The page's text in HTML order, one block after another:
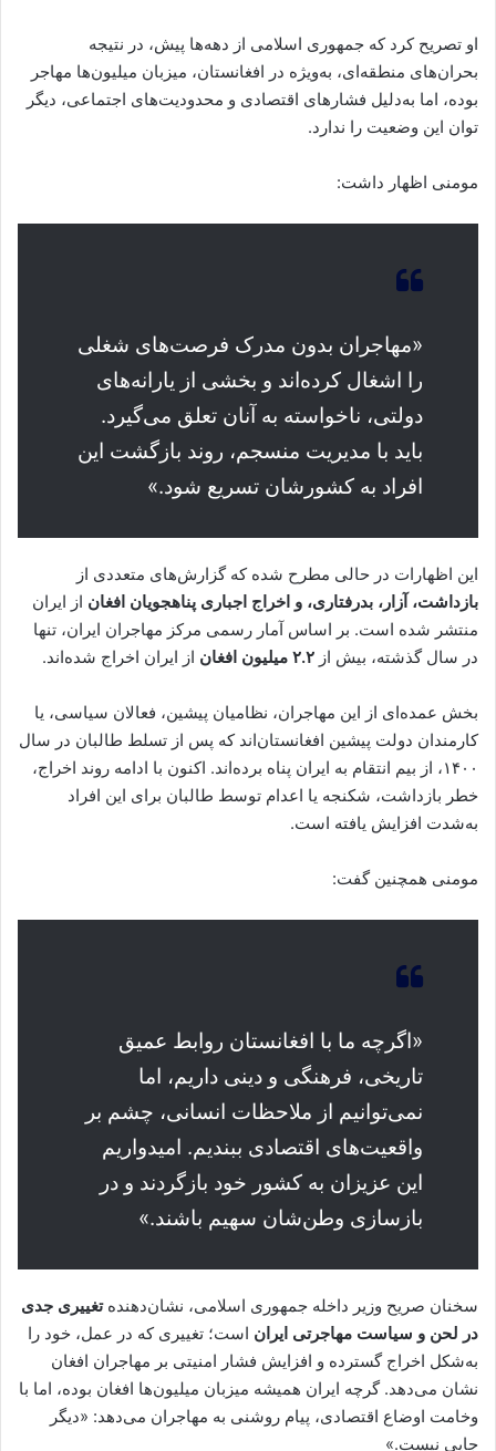
او تصریح کرد که جمهوری اسلامی از دهه‌ها پیش، در نتیجه
بحران‌های منطقه‌ای، به‌ویژه در افغانستان، میزبان میلیون‌ها مهاجر
بوده، اما به‌دلیل فشارهای اقتصادی و محدودیت‌های اجتماعی، دیگر
توان این وضعیت را ندارد.
مومنی اظهار داشت:
«مهاجران بدون مدرک فرصت‌های شغلی
را اشغال کرده‌اند و بخشی از یارانه‌های
دولتی، ناخواسته به آنان تعلق می‌گیرد.
باید با مدیریت منسجم، روند بازگشت این
افراد به کشورشان تسریع شود.»
این اظهارات در حالی مطرح شده که گزارش‌های متعددی از
بازداشت، آزار، بدرفتاری، و اخراج اجباری پناهجویان افغان از ایران
منتشر شده است. بر اساس آمار رسمی مرکز مهاجران ایران، تنها
در سال گذشته، بیش از ۲.۲ میلیون افغان از ایران اخراج شده‌اند.
بخش عمده‌ای از این مهاجران، نظامیان پیشین، فعالان سیاسی، یا
کارمندان دولت پیشین افغانستان‌اند که پس از تسلط طالبان در سال
۱۴۰۰، از بیم انتقام به ایران پناه برده‌اند. اکنون با ادامه روند اخراج،
خطر بازداشت، شکنجه یا اعدام توسط طالبان برای این افراد
به‌شدت افزایش یافته است.
مومنی همچنین گفت:
«اگرچه ما با افغانستان روابط عمیق
تاریخی، فرهنگی و دینی داریم، اما
نمی‌توانیم از ملاحظات انسانی، چشم بر
واقعیت‌های اقتصادی ببندیم. امیدواریم
این عزیزان به کشور خود بازگردند و در
بازسازی وطن‌شان سهیم باشند.»
سخنان صریح وزیر داخله جمهوری اسلامی، نشان‌دهندهتغییری جدی
در لحن و سیاست مهاجرتی ایران است؛ تغییری که در عمل، خود را
به‌شکل اخراج گسترده و افزایش فشار امنیتی بر مهاجران افغان
نشان می‌دهد. گرچه ایران همیشه میزبان میلیون‌ها افغان بوده، اما با
وخامت اوضاع اقتصادی، پیام روشنی به مهاجران می‌دهد: «دیگر
جایی نیست.»